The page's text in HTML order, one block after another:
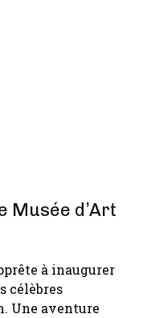
Musée d’Art
à inaugurer
célèbres
Une aventure